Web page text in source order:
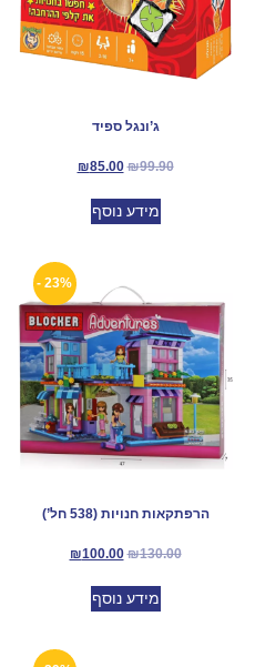
ג’ונגל ספיד
₪99.90
₪85.00
מידע נוסף
23% -
הרפתקאות חנויות (538 חל’)
₪130.00
₪100.00
מידע נוסף